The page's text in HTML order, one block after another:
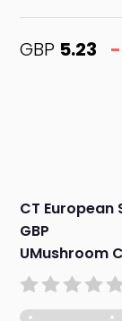
GBP 5.23 -
CT European
GBP
UMushroom